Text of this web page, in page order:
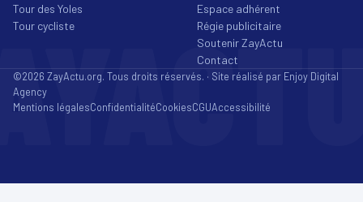
Tour des Yoles
Tour cycliste
Espace adhérent
Régie publicitaire
Soutenir ZayActu
Contact
©2026 ZayActu.org. Tous droits réservés. · Site réalisé par Enjoy Digital
Agency
Mentions légalesConfidentialitéCookiesCGUAccessibilité